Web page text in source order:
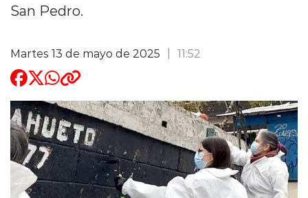
San Pedro.
Martes 13 de mayo de 2025 11:52